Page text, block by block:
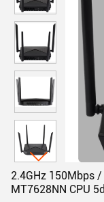
2.4GHz 150Mbps
MT7628NN CPU